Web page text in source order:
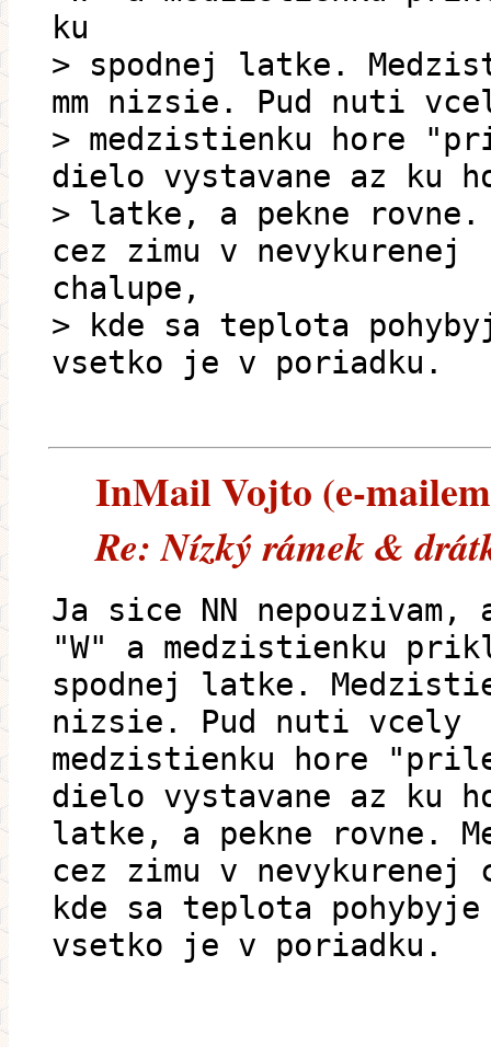
ku
> spodnej latke.
mm nizsie. Pud nuti
> medzistienku hore
dielo vystavane az ku
> latke, a pekne rovne.
cez zimu v nevykurenej
chalupe,
> kde sa teplota
vsetko je v poriadku.
InMail Vojto (e-
Re: Nízký rámek &
Ja sice NN
"W" a medzistienku
spodnej latke.
nizsie. Pud nuti vcely
medzistienku hore
dielo vystavane az ku
latke, a pekne rovne.
cez zimu v nevykurenej
kde sa teplota
vsetko je v poriadku.